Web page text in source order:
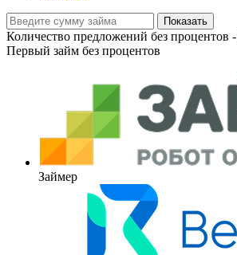
Показать
Количество предложений без процентов -
Первый займ без процентов
Займер